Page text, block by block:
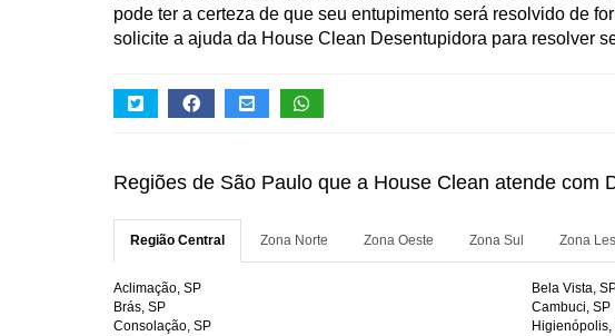
pode ter a certeza de que seu entupimento será resolvido de
solicite a ajuda da House Clean Desentupidora para resolver
Regiões de São Paulo que a House Clean atende com
Região Central Zona Norte Zona Oeste Zona Sul Zona
Aclimação, SP Bela Vista,
Brás, SP
Cambuci, SP
Consolação, SP
Higienópolis,